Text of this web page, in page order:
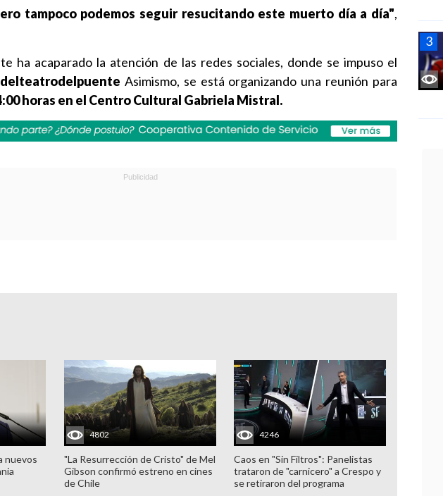
tampoco podemos seguir resucitando este muerto día a día",
ha acaparado la atención de las redes sociales, donde se impuso el
Asimismo, se está organizando una reunión para
horas en el Centro Cultural Gabriela Mistral.
nuevos
4802
"La Resurrección de Cristo" de Mel
Gibson confirmó estreno en cines
de Chile
4246
Caos en "Sin Filtros": Panelistas
trataron de "carnicero" a Crespo y
se retiraron del programa